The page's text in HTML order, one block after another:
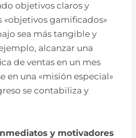
objetivos claros y
«objetivos gamificados»
sea más tangible y
alcanzar una
de ventas en un mes
en una «misión especial»
se contabiliza y
y motivadores